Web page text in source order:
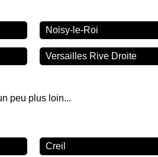
Noisy-le-Roi
Versailles Rive Droite
peu plus loin...
Creil